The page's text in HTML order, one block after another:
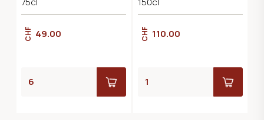
CHF 49.00 CHF 110.00